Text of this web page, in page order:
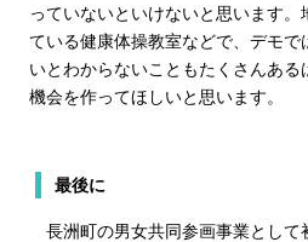
っていないといけないと思います
ている健康体操教室などで、デモ
いとわからないこともたくさんあ
機会を作ってほしいと思います。
最後に
長洲町の男女共同参画事業として